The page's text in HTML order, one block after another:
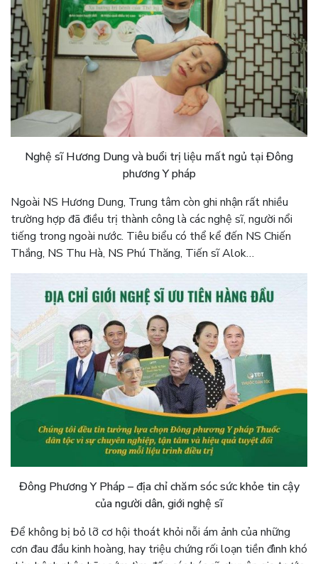
Nghệ sĩ Hương Dung và buổi trị liệu mất ngủ tại Đông
phương Y pháp
Ngoài NS Hương Dung, Trung tâm còn ghi nhận rất nhiều
trường hợp đã điều trị thành công là các nghệ sĩ, người nổi
tiếng trong ngoài nước. Tiêu biểu có thể kể đến NS Chiến
Thắng, NS Thu Hà, NS Phú Thăng, Tiến sĩ Alok…
Đông Phương Y Pháp – địa chỉ chăm sóc sức khỏe tin cậy
của người dân, giới nghệ sĩ
Để không bị bỏ lỡ cơ hội thoát khỏi nỗi ám ảnh của những
cơn đau đầu kinh hoàng, hay triệu chứng rối loạn tiền đình khó